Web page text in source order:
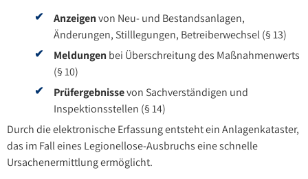
Anzeigenvon Neu- und Bestandsanlagen,
Änderungen, Stilllegungen, Betreiberwechsel (§ 13)
Meldungen bei Überschreitung des Maßnahmenwerts
(§ 10)
Prüfergebnissevon Sachverständigen und
Inspektionsstellen (§ 14)
Durch die elektronische Erfassung entsteht ein Anlagenkataster,
das im Fall eines Legionellose-Ausbruchs eine schnelle
Ursachenermittlung ermöglicht.